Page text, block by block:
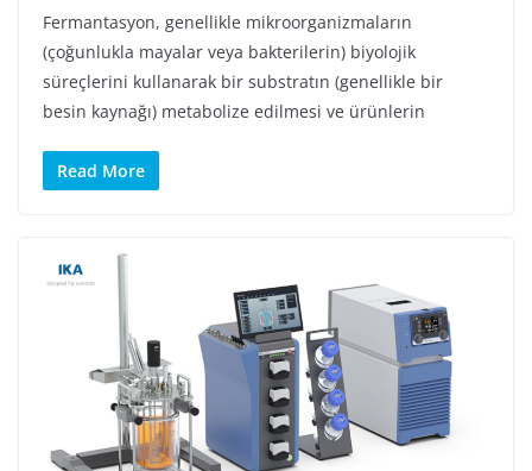
Fermantasyon, genellikle mikroorganizmaların
(çoğunlukla mayalar veya bakterilerin) biyolojik
süreçlerini kullanarak bir substratın (genellikle bir
besin kaynağı) metabolize edilmesi ve ürünlerin
Read More